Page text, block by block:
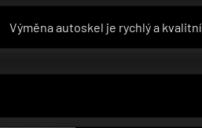
Previous
Výměna autoskel je rychlý a kvalitní